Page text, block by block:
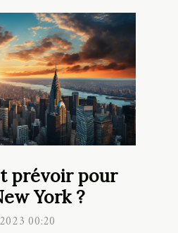
prévoir pour
York ?
00:20